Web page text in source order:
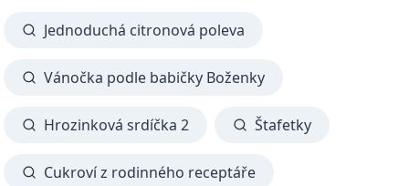
Jednoduchá citronová poleva
Vánočka podle babičky Boženky
Hrozinková srdíčka 2 Štafetky
Cukroví z rodinného receptáře